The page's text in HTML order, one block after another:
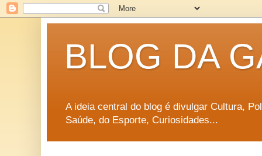
BLOG DA
A ideia central do blog é divulgar Cultura,
Saúde, do Esporte, Curiosidades...